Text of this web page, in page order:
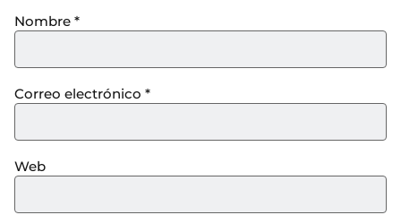
Nombre *
Correo electrónico *
Web